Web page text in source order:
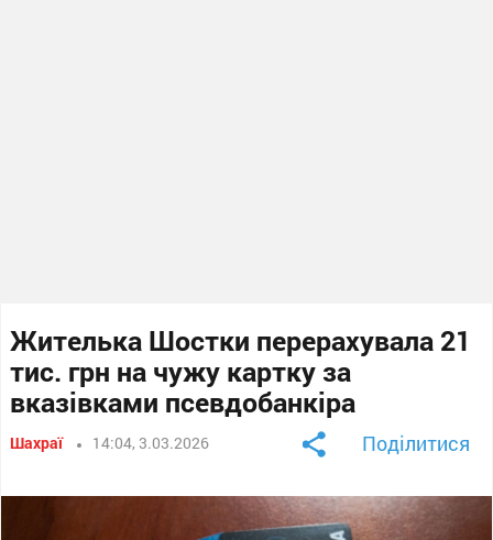
Жителька Шостки перерахувала 21
тис. грн на чужу картку за
вказівками псевдобанкіра
Шахраї 14:04, 3.03.2026 Поділитися